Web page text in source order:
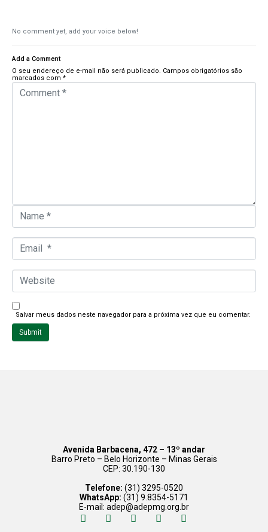
No comment yet, add your voice below!
Add a Comment
O seu endereço de e-mail não será publicado. Campos obrigatórios são
marcados com *
C
N
e
*
E
i
lW
s
i
t
Salvar meus dados neste navegador para a próxima vez que eu comentar.
Submit
Avenida Barbacena, 472 – 13º andar
Barro Preto – Belo Horizonte – Minas Gerais
CEP: 30.190-130
Telefone: (31) 3295-0520
WhatsApp: (31) 9.8354-5171
E-mail: adep@adepmg.org.br